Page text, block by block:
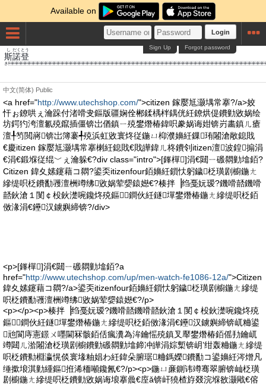
Available on
Login
Forgot password
Sign Up
斯
し
諾
だく
登
とう
き
中文(简体) Public
<a href="http://www.utechshop.com/">citizen 鎵嬮尪灏堣常搴?/a>姣
忓ぉ鐐哄ぇ瀹跺付渚嗗叏鏂版疆娴佺郴鍒楀柈鍝侊紝鐐烘偍鐨勭敓娲绘
坊鍔犳洿澶氱殑鑹插僵锛岀偤鎮ㄧ殑鐢熸椿鍏呮豢娲诲姏锛岃畵鎮ㄦ瘡
澶╀笉閲嶈锛岀簿褰╃殑浜虹敓寰炵従鍦ㄩ枊濮嬶紝鏁珛闂滄敞鎴戝
€慶itizen 鎵嬮尪灏堣常搴楋紝鎴戝€戝皣鍏ㄦ柊鐨刢itizen澶波鍠搧涓
€涓€鍛堢従绲﹀ぇ瀹躲€?div class="intro">[鎽樿]涓€閮ㄧ磤閷勭墖銆?
Citizen 鍏夊嫊鑳藉コ閷?鍙奀itizenfour銆嬶紝鎻忕躬鐬柉璜剧櫥鍦ㄤ
縿缇呮柉鐨勫彟澶栦竴绋敓娲荤媭鎱嬨€?楱拌▕绉戞妧瑷?鐖嗗嚭鐖嗗
嚭鈥滄１閺￠杸鈥濋啘鑱炵殑鏂鐧伙紝鐩墠鐢熸椿鍦ㄤ縿缇呮柉銆
傚湪涓€鑸汉鐪嬩締锛?/div>
<p>[鎽樿]涓€閮ㄧ磤閷勭墖銆?a
href="http://www.utechshop.com/up/men-watch-fe1086-12a/">Citizen
鍏夊嫊鑳藉コ閷?/a>鍙奀itizenfour銆嬶紝鎻忕躬鐬柉璜剧櫥鍦ㄤ縿缇
呮柉鐨勫彟澶栦竴绋敓娲荤媭鎱嬨€?/p>
<p></p><p>楱拌▕绉戞妧瑷?鐖嗗嚭鐖嗗嚭鈥滄１閺￠杸鈥濋啘鑱炵殑
鏂鐧伙紝鐩墠鐢熸椿鍦ㄤ縿缇呮柉銆傚湪涓€鑸汉鐪嬩締锛屼粬鍙
兘閬庤憲鐛ㄨ嚜閫冧骸銆佸瘋瀵為洠鑰愮殑鎮叉厴鐢熸椿銆傜劧鑰屼
竴閮ㄦ湁闂滄柉璜剧櫥鐨勭磤閷勭墖鍗冲皣涓婃槧锛岄’绀轰粬鍦ㄤ縿缇
呮柉鐨勬棩瀛愰倓寰堟粙娼わ紝鍏朵腑琚粬鎷嬫鐨勫コ鍙嬶紝涔熷凡
缍撳埌淇勭緟鏂拰浠栭噸鑱氥€?/p><p>鍦ㄩ亷鍘讳竴骞翠腑锛屾柉璜
剧櫥鍦ㄤ縿缇呮柉鐨勭敓娲诲埌搴曟€庢ǎ锛屽獟楂斿叕浣堢敋灏戙€傛